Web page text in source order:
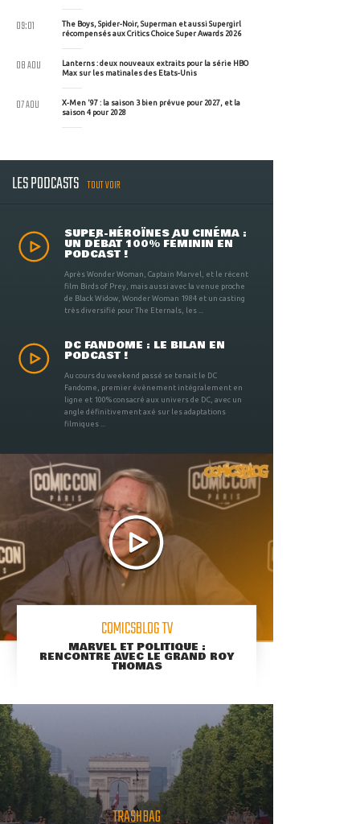
The Boys, Spider-Noir, Superman et aussi Supergirl
récompensés aux Critics Choice Super Awards 2026
09:01
Lanterns : deux nouveaux extraits pour la série HBO
Max sur les matinales des Etats-Unis
08 AOU
X-Men '97 : la saison 3 bien prévue pour 2027, et la
saison 4 pour 2028
07 AOU
LES PODCASTS TOUT VOIR
SUPER-HÉROÏNES AU CINÉMA :
UN DÉBAT 100% FÉMININ EN
PODCAST !
Après Wonder Woman, Captain Marvel, et le récent
film Birds of Prey, mais aussi avec la venue proche
de Black Widow, Wonder Woman 1984 et un casting
très diversifié pour The Eternals, les ...
DC FANDOME : LE BILAN EN
PODCAST !
Au cours du weekend passé se tenait le DC
Fandome, premier évènement intégralement en
ligne et 100% consacré aux univers de DC, avec un
angle définitivement axé sur les adaptations
filmiques ...
COMICSBLOG TV
MARVEL ET POLITIQUE :
RENCONTRE AVEC LE GRAND ROY
THOMAS
TRASHBAG